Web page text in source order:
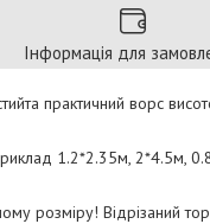
Інформація для
практичний ворс
1.2*2.35м, 2*4.5м,
розміру! Відрізаний